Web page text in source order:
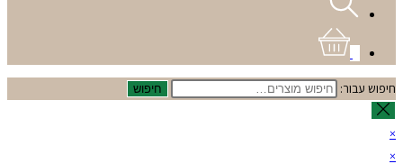
חיפוש עבור: חיפוש
×
×